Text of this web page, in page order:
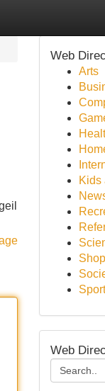
Web
Arts
Kids
Web